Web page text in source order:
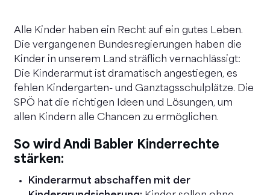
Alle Kinder haben ein Recht auf ein gutes Leben.
Die vergangenen Bundes­regierungen haben die
Kinder in unserem Land sträflich vernachlässigt:
Die Kinderarmut ist dramatisch angestiegen, es
fehlen Kindergarten- und Ganztagsschulplätze. Die
SPÖ hat die richtigen Ideen und Lösungen, um
allen Kindern alle Chancen zu ermöglichen.
So wird Andi Babler Kinderrechte
stärken:
Kinderarmut abschaffen mit der